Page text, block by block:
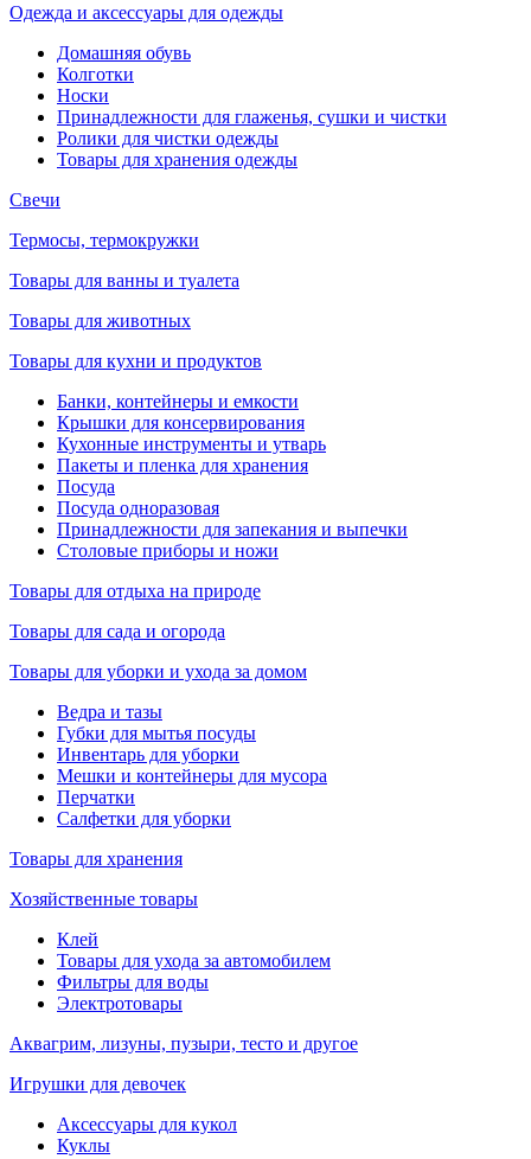
Одежда и аксессуары для одежды
Домашняя обувь
Колготки
Носки
Принадлежности для глаженья, сушки и чистки
Ролики для чистки одежды
Товары для хранения одежды
Свечи
Термосы, термокружки
Товары для ванны и туалета
Товары для животных
Товары для кухни и продуктов
Банки, контейнеры и емкости
Крышки для консервирования
Кухонные инструменты и утварь
Пакеты и пленка для хранения
Посуда
Посуда одноразовая
Принадлежности для запекания и выпечки
Столовые приборы и ножи
Товары для отдыха на природе
Товары для сада и огорода
Товары для уборки и ухода за домом
Ведра и тазы
Губки для мытья посуды
Инвентарь для уборки
Мешки и контейнеры для мусора
Перчатки
Салфетки для уборки
Товары для хранения
Хозяйственные товары
Клей
Товары для ухода за автомобилем
Фильтры для воды
Электротовары
Аквагрим, лизуны, пузыри, тесто и другое
Игрушки для девочек
Аксессуары для кукол
Куклы